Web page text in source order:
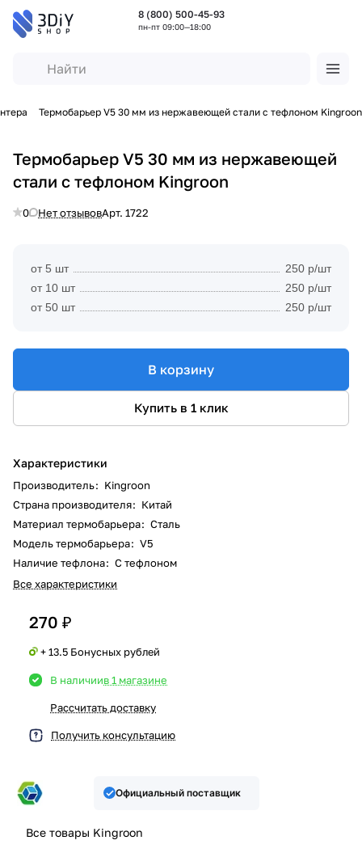
8 (800) 500-45-93
пн-пт 09:00—18:00
Термобарьер V5 30 мм из нержавеющей стали с тефлоном Kingroon
Термобарьер V5 30 мм из нержавеющей
стали с тефлоном Kingroon
0 Нет отзывовАрт. 1722
от 5 шт
250 р/шт
от 10 шт
250 р/шт
от 50 шт
250 р/шт
В корзину
Купить в 1 клик
Характеристики
Производитель: Kingroon
Страна производителя: Китай
Материал термобарьера: Сталь
Модель термобарьера: V5
Наличие тефлона: С тефлоном
Все характеристики
270 ₽
+ 13.5 Бонусных рублей
В наличиив 1 магазине
Рассчитать доставку
Получить консультацию
Официальный поставщик
Все товары Kingroon